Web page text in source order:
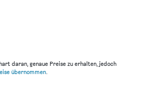
daran, genaue Preise zu erhalten, jedoch
übernommen.